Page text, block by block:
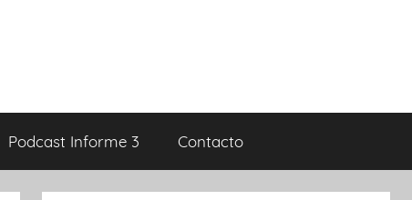
Podcast Informe 3 Contacto